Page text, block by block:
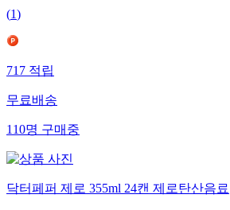
(1)
717적립
무료배송
110명구매중
닥터페퍼 제로 355ml 24캔 제로탄산음료